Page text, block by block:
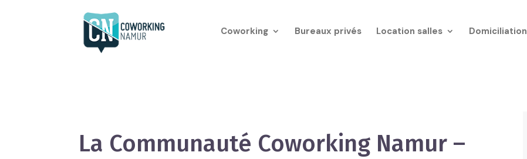
Coworking Bureaux privés Location salles Domiciliation
La Communauté Coworking Namur –